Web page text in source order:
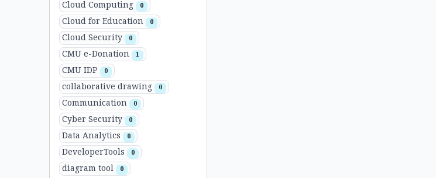
Cloud Computing 0
Cloud for Education 0
Cloud Security 0
CMU e-Donation 1
CMU IDP 0
collaborative drawing 0
Communication 0
Cyber Security 0
Data Analytics 0
DeveloperTools 0
diagram tool 0